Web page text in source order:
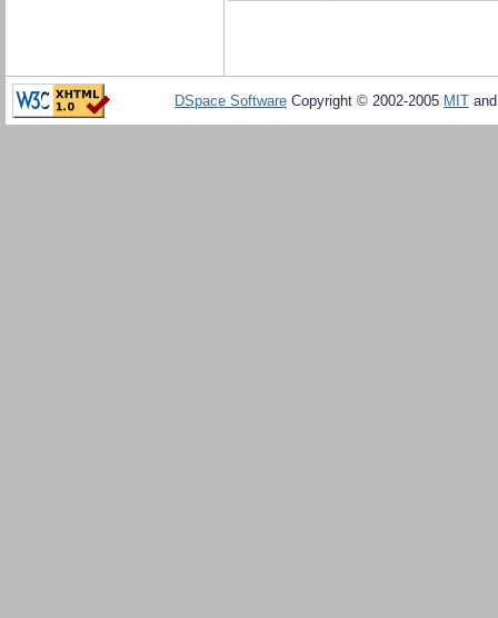
DSpace Software Copyright © 2002-2005 MIT